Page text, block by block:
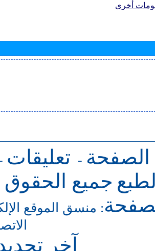
أخرى
الصفحة - تعليقات
جميع
: منسق الموقع
آخر